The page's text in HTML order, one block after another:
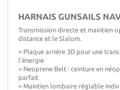
HARNAIS GUNSAILS
Transmission directe et maintien
distance et le Slalom.
> Plaque arrière 3D pour une
l’énergie
> Neoprene Belt : ceinture en
parfait
> Maintien lombaire réglable